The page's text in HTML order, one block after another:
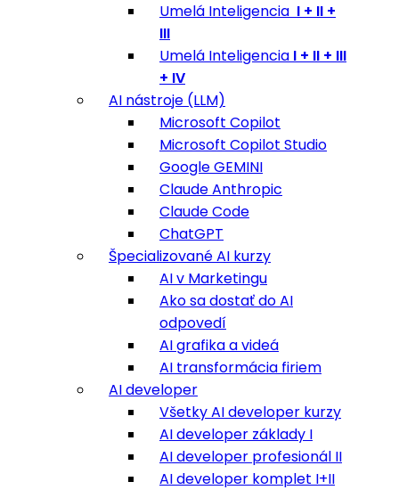
Umelá Inteligencia I + II +
III
Umelá Inteligencia I + II + III
+ IV
AI nástroje (LLM)
Microsoft Copilot
Microsoft Copilot Studio
Google GEMINI
Claude Anthropic
Claude Code
ChatGPT
Špecializované AI kurzy
AI v Marketingu
Ako sa dostať do AI
odpovedí
AI grafika a videá
AI transformácia firiem
AI developer
Všetky AI developer kurzy
AI developer základy I
AI developer profesionál II
AI developer komplet I+II